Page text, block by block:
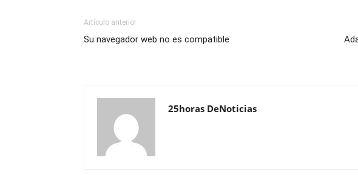
Artículo anterior
Su navegador web no es compatible
25horas DeNoticias